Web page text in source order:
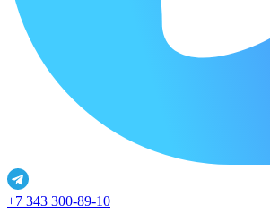
+7 343 300-89-10